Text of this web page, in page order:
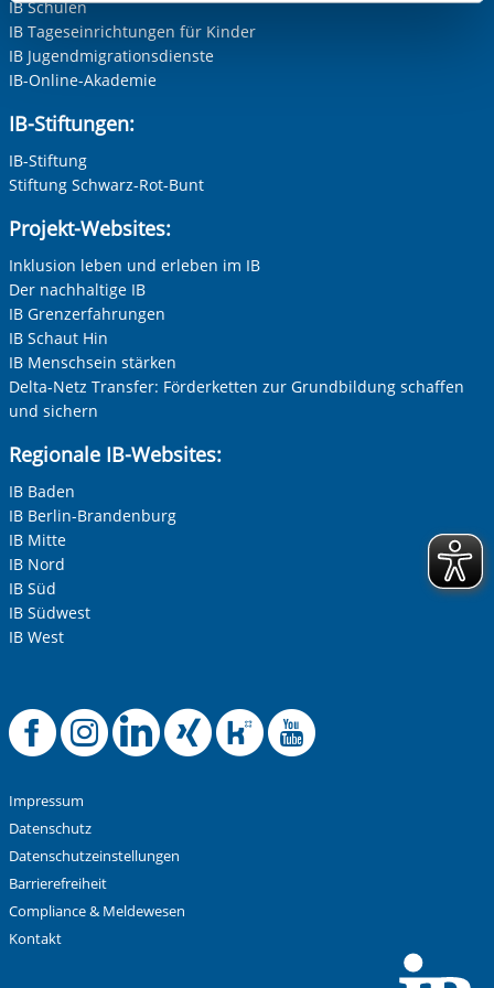
Funktionen sind. Diese Cookies setzen wir aufgrund
berechtigter Interessen und daher unabhängig von einer
Einwilligung.
IB Schulen
IB Tageseinrichtungen für Kinder
IB Jugendmigrationsdienste
IB-Online-Akademie
IB-Stiftungen:
IB-Stiftung
Stiftung Schwarz-Rot-Bunt
Projekt-Websites:
Inklusion leben und erleben im IB
Der nachhaltige IB
IB Grenzerfahrungen
IB Schaut Hin
IB Menschsein stärken
Delta-Netz Transfer: Förderketten zur Grundbildung schaffen
und sichern
Regionale IB-Websites:
IB Baden
IB Berlin-Brandenburg
IB Mitte
IB Nord
IB Süd
IB Südwest
IB West
Offizielle
Offizielle
Offizielle
Offizielle
Offizielle
Impressum
Datenschutz
Datenschutzeinstellungen
Barrierefreiheit
Compliance & Meldewesen
Kontakt